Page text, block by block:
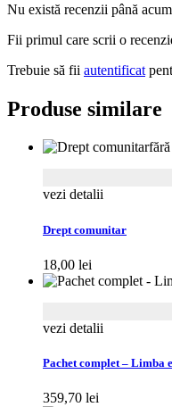
Nu există recenzii până
Fii primul care scrii o
Trebuie să fii autentificat
Produse similare
vezi detalii
Drept comunitar
18,00 lei
vezi detalii
Pachet complet – Limba
359,70 lei